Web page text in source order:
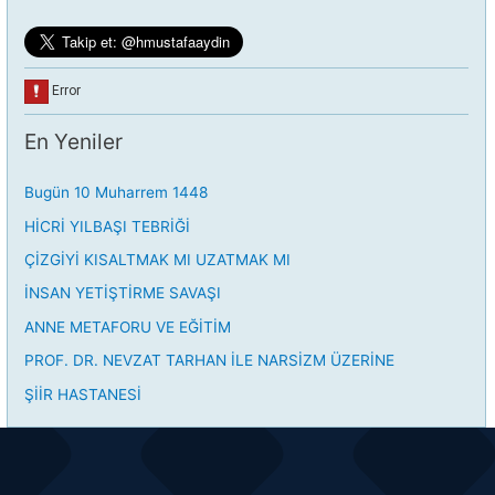
En Yeniler
Bugün 10 Muharrem 1448
HİCRİ YILBAŞI TEBRİĞİ
ÇİZGİYİ KISALTMAK MI UZATMAK MI
İNSAN YETİŞTİRME SAVAŞI
ANNE METAFORU VE EĞİTİM
PROF. DR. NEVZAT TARHAN İLE NARSİZM ÜZERİNE
ŞİİR HASTANESİ